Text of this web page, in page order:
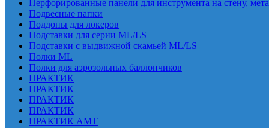
Перфорированные панели для инструмента на стену,
Подвесные папки
Поддоны для локеров
Подставки для серии ML/LS
Подставки с выдвижной скамьей ML/LS
Полки ML
Полки для аэрозольных баллончиков
ПРАКТИК
ПРАКТИК
ПРАКТИК
ПРАКТИК
ПРАКТИК AMT